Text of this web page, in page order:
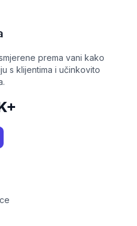
prema vani kako
s klijentima i učinkovito